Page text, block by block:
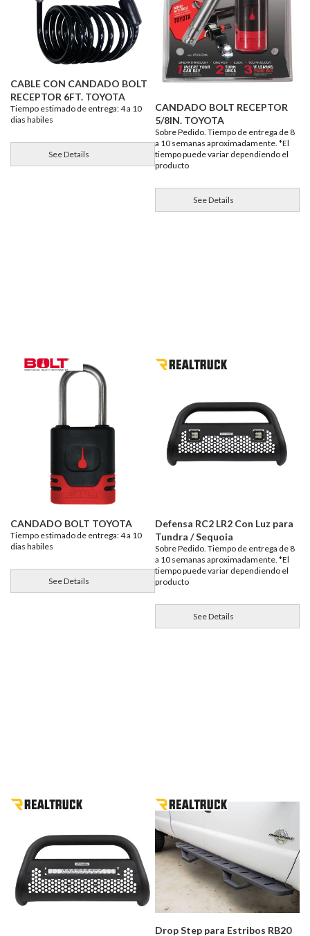
CABLE CON CANDADO BOLT
RECEPTOR 6FT. TOYOTA
Tiempo estimado de entrega: 4 a 10
dias habiles
See Details
CANDADO BOLT RECEPTOR
5/8IN. TOYOTA
Sobre Pedido. Tiempo de entrega de 8
a 10 semanas aproximadamente. *El
tiempo puede variar dependiendo el
producto
See Details
CANDADO BOLT TOYOTA
Tiempo estimado de entrega: 4 a 10
dias habiles
See Details
Defensa RC2 LR2 Con Luz para
Tundra / Sequoia
Sobre Pedido. Tiempo de entrega de 8
a 10 semanas aproximadamente. *El
tiempo puede variar dependiendo el
producto
See Details
Drop Step para Estribos RB20